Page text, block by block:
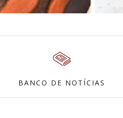
BANCO DE NOTÍCIAS